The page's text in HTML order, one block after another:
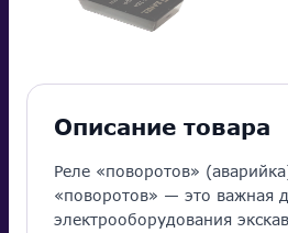
Описание товара
Реле «поворотов»
«поворотов» — это важная
электрооборудования